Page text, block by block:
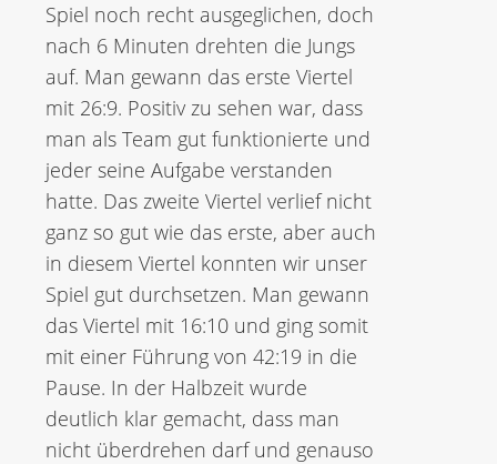
Spiel noch recht ausgeglichen, doch
nach 6 Minuten drehten die Jungs
auf. Man gewann das erste Viertel
mit 26:9. Positiv zu sehen war, dass
man als Team gut funktionierte und
jeder seine Aufgabe verstanden
hatte. Das zweite Viertel verlief nicht
ganz so gut wie das erste, aber auch
in diesem Viertel konnten wir unser
Spiel gut durchsetzen. Man gewann
das Viertel mit 16:10 und ging somit
mit einer Führung von 42:19 in die
Pause. In der Halbzeit wurde
deutlich klar gemacht, dass man
nicht überdrehen darf und genauso